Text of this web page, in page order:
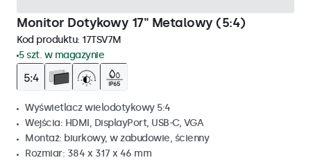
Monitor Dotykowy 17" Metalowy (5:4)
Kod produktu: 17TSV7M
5 szt. w magazynie
Wyświetlacz wielodotykowy 5:4
Wejścia: HDMI, DisplayPort, USB-C, VGA
Montaż: biurkowy, w zabudowie, ścienny
Rozmiar: 384 x 317 x 46 mm